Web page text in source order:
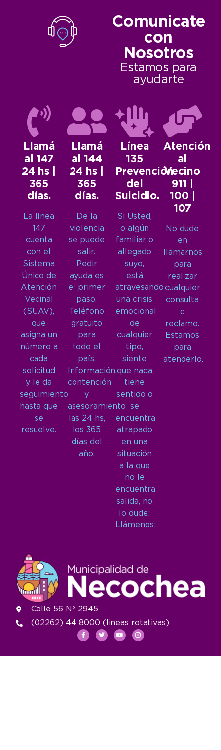
Comunicate
con
Nosotros
Estamos para
ayudarte
Llamá
al 147
24 hs |
365
días.
La línea
147
cuenta
con el
Sistema
Único de
Atención
Vecinal
(SUAV),
que
asigna un
número a
cada
solicitud
y le da
seguimiento
hasta que
se
resuelve.
Llamá
al 144
24 hs |
365
días.
De la
violencia
se puede
salir.
Pedir
ayuda es
el primer
paso.
Teléfono
gratuito
para
todo el
país.
Información,
contención
y
asesoramiento
las 24 hs,
los 365
días del
año.
Línea
135
Prevención
del
Suicidio.
Si Usted,
o algún
familiar o
allegado
suyo,
está
atravesando
una crisis
emocional
de
cualquier
tipo,
siente
que nada
tiene
sentido o
se
encuentra
atrapado
en una
situación
a la que
no le
encuentra
salida, no
lo dude:
Llámenos:
Atención
al
Vecino
911 |
100 |
107
No dude
en
llamarnos
para
realizar
cualquier
consulta
o
reclamo.
Estamos
para
atenderlo.
Calle 56 Nº 2945
(02262) 44 8000 (lineas rotativas)